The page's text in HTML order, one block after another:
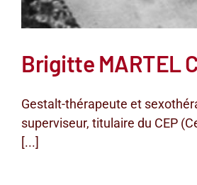
Brigitte MARTEL
Gestalt-thérapeute et
superviseur, titulaire du CEP
[...]